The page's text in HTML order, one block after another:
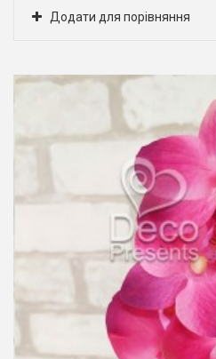
Додати для порівняння